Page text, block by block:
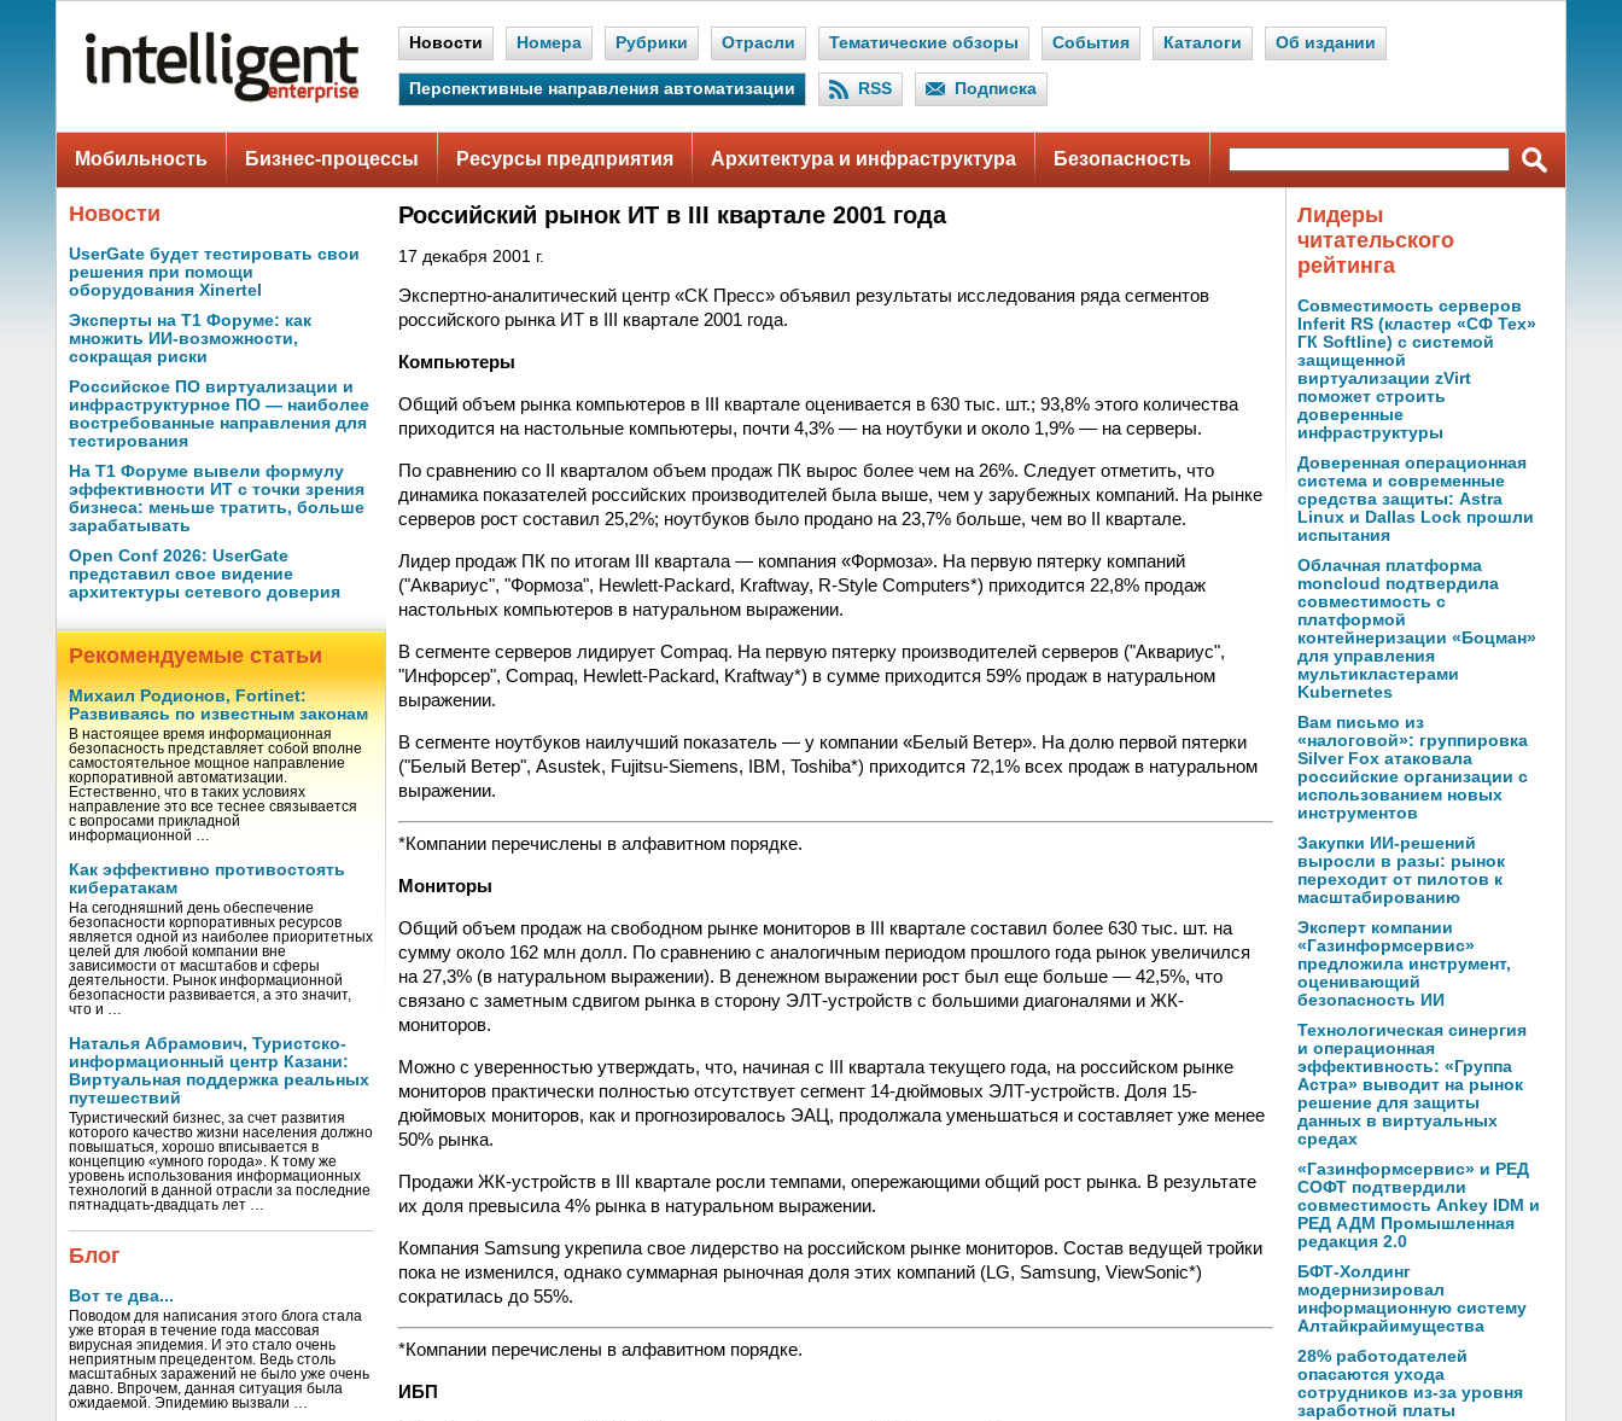
Новости Номера Рубрики Отрасли Тематические обзоры События Каталоги Об издании
Перспективные направления автоматизации RSS Подписка
Мобильность Бизнес-процессы Ресурсы предприятия Архитектура и инфраструктура Безопасность
Новости
UserGate будет тестировать свои
решения при помощи
оборудования Xinertel
Эксперты на Т1 Форуме: как
множить ИИ-возможности,
сокращая риски
Российское ПО виртуализации и
инфраструктурное ПО — наиболее
востребованные направления для
тестирования
На Т1 Форуме вывели формулу
эффективности ИТ с точки зрения
бизнеса: меньше тратить, больше
зарабатывать
Open Conf 2026: UserGate
представил свое видение
архитектуры сетевого доверия
Рекомендуемые статьи
Михаил Родионов, Fortinet:
Развиваясь по известным законам
В настоящее время информационная
безопасность представляет собой вполне
самостоятельное мощное направление
корпоративной автоматизации.
Естественно, что в таких условиях
направление это все теснее связывается
с вопросами прикладной
информационной …
Как эффективно противостоять
кибератакам
На сегодняшний день обеспечение
безопасности корпоративных ресурсов
является одной из наиболее приоритетных
целей для любой компании вне
зависимости от масштабов и сферы
деятельности. Рынок информационной
безопасности развивается, а это значит,
что и …
Наталья Абрамович, Туристско-
информационный центр Казани:
Виртуальная поддержка реальных
путешествий
Туристический бизнес, за счет развития
которого качество жизни населения должно
повышаться, хорошо вписывается в
концепцию «умного города». К тому же
уровень использования информационных
технологий в данной отрасли за последние
пятнадцать-двадцать лет …
Блог
Вот те два...
Поводом для написания этого блога стала
уже вторая в течение года массовая
вирусная эпидемия. И это стало очень
неприятным прецедентом. Ведь столь
масштабных заражений не было уже очень
давно. Впрочем, данная ситуация была
ожидаемой. Эпидемию вызвали …
Российский рынок ИТ в III квартале 2001 года
17 декабря 2001 г.
Экспертно-аналитический центр «СК Пресс» объявил результаты исследования ряда сегментов
российского рынка ИТ в III квартале 2001 года.
Компьютеры
Общий объем рынка компьютеров в III квартале оценивается в 630 тыс. шт.; 93,8% этого количества
приходится на настольные компьютеры, почти 4,3% — на ноутбуки и около 1,9% — на серверы.
По сравнению со II кварталом объем продаж ПК вырос более чем на 26%. Следует отметить, что
динамика показателей российских производителей была выше, чем у зарубежных компаний. На рынке
серверов рост составил 25,2%; ноутбуков было продано на 23,7% больше, чем во II квартале.
Лидер продаж ПК по итогам III квартала — компания «Формоза». На первую пятерку компаний
("Аквариус", "Формоза", Hewlett-Packard, Kraftway, R-Style Computers*) приходится 22,8% продаж
настольных компьютеров в натуральном выражении.
В сегменте серверов лидирует Compaq. На первую пятерку производителей серверов ("Аквариус",
"Инфорсер", Compaq, Hewlett-Packard, Kraftway*) в сумме приходится 59% продаж в натуральном
выражении.
В сегменте ноутбуков наилучший показатель — у компании «Белый Ветер». На долю первой пятерки
("Белый Ветер", Asustek, Fujitsu-Siemens, IBM, Toshiba*) приходится 72,1% всех продаж в натуральном
выражении.
*Компании перечислены в алфавитном порядке.
Мониторы
Общий объем продаж на свободном рынке мониторов в III квартале составил более 630 тыс. шт. на
сумму около 162 млн долл. По сравнению с аналогичным периодом прошлого года рынок увеличился
на 27,3% (в натуральном выражении). В денежном выражении рост был еще больше — 42,5%, что
связано с заметным сдвигом рынка в сторону ЭЛТ-устройств с большими диагоналями и ЖК-
мониторов.
Можно с уверенностью утверждать, что, начиная с III квартала текущего года, на российском рынке
мониторов практически полностью отсутствует сегмент 14-дюймовых ЭЛТ-устройств. Доля 15-
дюймовых мониторов, как и прогнозировалось ЭАЦ, продолжала уменьшаться и составляет уже менее
50% рынка.
Продажи ЖК-устройств в III квартале росли темпами, опережающими общий рост рынка. В результате
их доля превысила 4% рынка в натуральном выражении.
Компания Samsung укрепила свое лидерство на российском рынке мониторов. Состав ведущей тройки
пока не изменился, однако суммарная рыночная доля этих компаний (LG, Samsung, ViewSonic*)
сократилась до 55%.
*Компании перечислены в алфавитном порядке.
ИБП
Лидеры
читательского
рейтинга
Совместимость серверов
Inferit RS (кластер «СФ Тех»
ГК Softline) с системой
защищенной
виртуализации zVirt
поможет строить
доверенные
инфраструктуры
Доверенная операционная
система и современные
средства защиты: Astra
Linux и Dallas Lock прошли
испытания
Облачная платформа
moncloud подтвердила
совместимость с
платформой
контейнеризации «Боцман»
для управления
мультикластерами
Kubernetes
Вам письмо из
«налоговой»: группировка
Silver Fox атаковала
российские организации с
использованием новых
инструментов
Закупки ИИ-решений
выросли в разы: рынок
переходит от пилотов к
масштабированию
Эксперт компании
«Газинформсервис»
предложила инструмент,
оценивающий
безопасность ИИ
Технологическая синергия
и операционная
эффективность: «Группа
Астра» выводит на рынок
решение для защиты
данных в виртуальных
средах
«Газинформсервис» и РЕД
СОФТ подтвердили
совместимость Ankey IDM и
РЕД АДМ Промышленная
редакция 2.0
БФТ-Холдинг
модернизировал
информационную систему
Алтайкрайимущества
28% работодателей
опасаются ухода
сотрудников из-за уровня
заработной платы